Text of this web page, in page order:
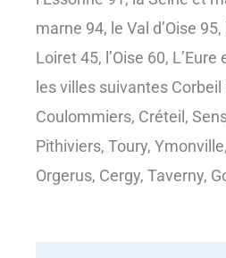
marne 94, le Val d’Oise 95,
Loiret 45, l’Oise 60,
les villes suivantes
Coulommiers, Créteil,
Pithiviers, Toury,
Orgerus, Cergy, Taverny,